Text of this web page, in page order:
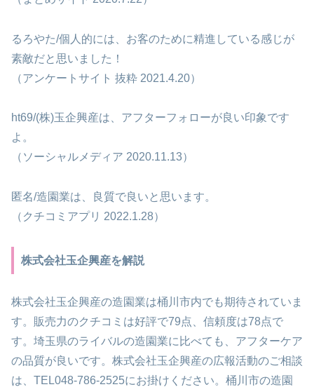
るろやた/個人的には、お客のために精進している感じが
素敵だと思いました！
（アンケートサイト 抜粋 2021.4.20）
ht69/(株)玉企興産は、アフターフォローが良い印象です
よ。
（ソーシャルメディア 2020.11.13）
匿名/造園業は、良質で良いと思います。
（クチコミアプリ 2022.1.28）
株式会社玉企興産を解説
株式会社玉企興産の造園業は桶川市内でも期待されていま
す。販売力のクチコミは好評で79点、信頼度は78点で
す。埼玉県のライバルの造園業に比べても、アフターケア
の品質が良いです。株式会社玉企興産の広報活動のご相談
は、TEL048-786-2525にお掛けください。桶川市の造園